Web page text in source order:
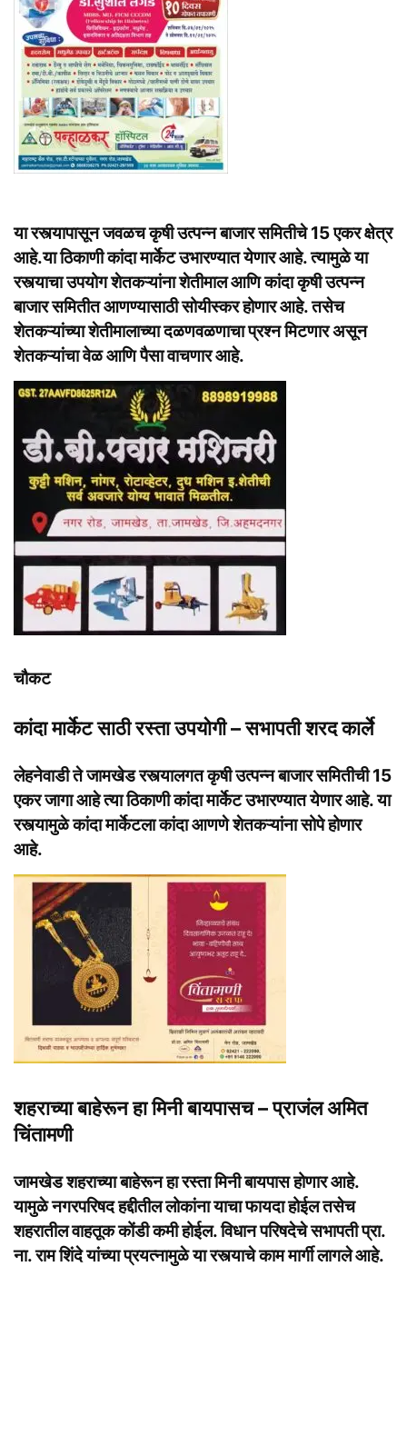
या रस्त्यापासून जवळच कृषी उत्पन्न बाजार समितीचे 15 एकर क्षेत्र
आहे.या ठिकाणी कांदा मार्केट उभारण्यात येणार आहे. त्यामुळे या
रस्त्याचा उपयोग शेतकऱ्यांना शेतीमाल आणि कांदा कृषी उत्पन्न
बाजार समितीत आणण्यासाठी सोयीस्कर होणार आहे. तसेच
शेतकऱ्यांच्या शेतीमालाच्या दळणवळणाचा प्रश्न मिटणार असून
शेतकऱ्यांचा वेळ आणि पैसा वाचणार आहे.
चौकट
कांदा मार्केट साठी रस्ता उपयोगी – सभापती शरद कार्ले
लेहनेवाडी ते जामखेड रस्त्यालगत कृषी उत्पन्न बाजार समितीची 15
एकर जागा आहे त्या ठिकाणी कांदा मार्केट उभारण्यात येणार आहे. या
रस्त्यामुळे कांदा मार्केटला कांदा आणणे शेतकऱ्यांना सोपे होणार
आहे.
शहराच्या बाहेरून हा मिनी बायपासच – प्राजंल अमित
चिंतामणी
जामखेड शहराच्या बाहेरून हा रस्ता मिनी बायपास होणार आहे.
यामुळे नगरपरिषद हद्दीतील लोकांना याचा फायदा होईल तसेच
शहरातील वाहतूक कोंडी कमी होईल. विधान परिषदेचे सभापती प्रा.
ना. राम शिंदे यांच्या प्रयत्नामुळे या रस्त्याचे काम मार्गी लागले आहे.